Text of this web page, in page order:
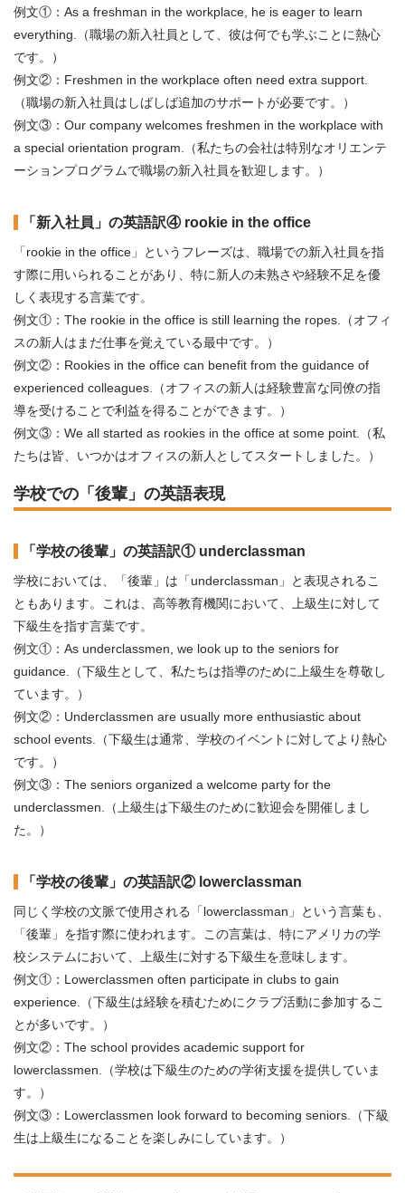
例文①：As a freshman in the workplace, he is eager to learn
everything.（職場の新入社員として、彼は何でも学ぶことに熱心
です。）
例文②：Freshmen in the workplace often need extra support.
（職場の新入社員はしばしば追加のサポートが必要です。）
例文③：Our company welcomes freshmen in the workplace with
a special orientation program.（私たちの会社は特別なオリエンテ
ーションプログラムで職場の新入社員を歓迎します。）
「新入社員」の英語訳④ rookie in the office
「rookie in the office」というフレーズは、職場での新入社員を指
す際に用いられることがあり、特に新人の未熟さや経験不足を優
しく表現する言葉です。
例文①：The rookie in the office is still learning the ropes.（オフィ
スの新人はまだ仕事を覚えている最中です。）
例文②：Rookies in the office can benefit from the guidance of
experienced colleagues.（オフィスの新人は経験豊富な同僚の指
導を受けることで利益を得ることができます。）
例文③：We all started as rookies in the office at some point.（私
たちは皆、いつかはオフィスの新人としてスタートしました。）
学校での「後輩」の英語表現
「学校の後輩」の英語訳① underclassman
学校においては、「後輩」は「underclassman」と表現されるこ
ともあります。これは、高等教育機関において、上級生に対して
下級生を指す言葉です。
例文①：As underclassmen, we look up to the seniors for
guidance.（下級生として、私たちは指導のために上級生を尊敬し
ています。）
例文②：Underclassmen are usually more enthusiastic about
school events.（下級生は通常、学校のイベントに対してより熱心
です。）
例文③：The seniors organized a welcome party for the
underclassmen.（上級生は下級生のために歓迎会を開催しまし
た。）
「学校の後輩」の英語訳② lowerclassman
同じく学校の文脈で使用される「lowerclassman」という言葉も、
「後輩」を指す際に使われます。この言葉は、特にアメリカの学
校システムにおいて、上級生に対する下級生を意味します。
例文①：Lowerclassmen often participate in clubs to gain
experience.（下級生は経験を積むためにクラブ活動に参加するこ
とが多いです。）
例文②：The school provides academic support for
lowerclassmen.（学校は下級生のための学術支援を提供していま
す。）
例文③：Lowerclassmen look forward to becoming seniors.（下級
生は上級生になることを楽しみにしています。）